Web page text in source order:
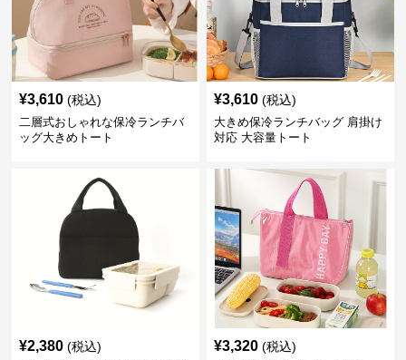
¥3,610 (税込)
二層式おしゃれな保冷ランチバ
ッグ大きめトート
¥3,610 (税込)
大きめ保冷ランチバッグ 肩掛け
対応 大容量トート
¥2,380 (税込) ¥3,320 (税込)